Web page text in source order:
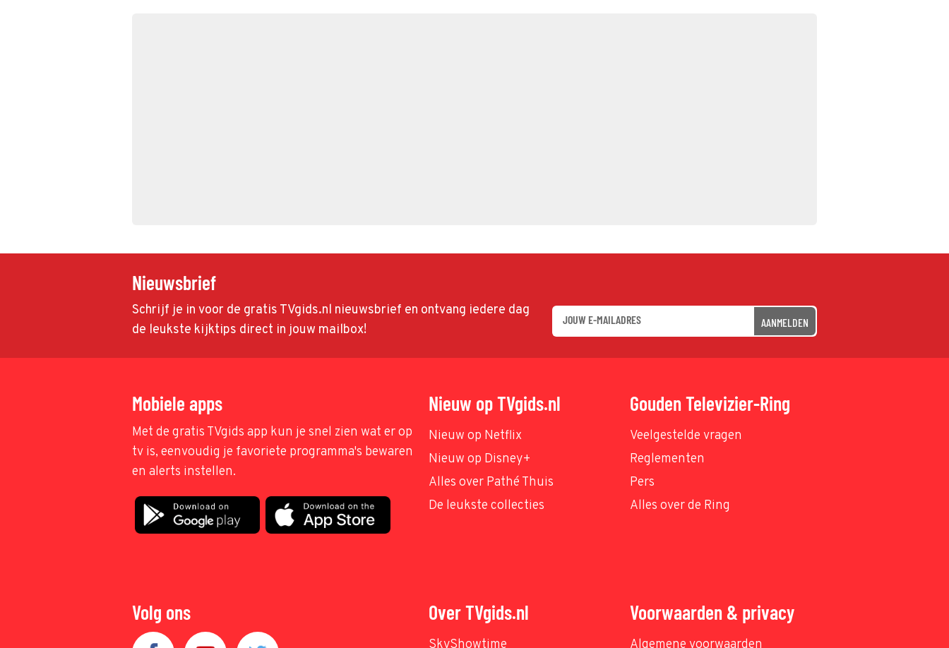
Nieuwsbrief
Schrijf je in voor de gratis TVgids.nl nieuwsbrief en ontvang iedere dag
de leukste kijktips direct in jouw mailbox!
AANMELDEN
Mobiele apps
Met de gratis TVgids app kun je snel zien wat er op
tv is, eenvoudig je favoriete programma's bewaren
en alerts instellen.
Nieuw op TVgids.nl
Nieuw op Netflix
Nieuw op Disney+
Alles over Pathé Thuis
De leukste collecties
Gouden Televizier-Ring
Veelgestelde vragen
Reglementen
Pers
Alles over de Ring
Volg ons Over TVgids.nl Voorwaarden & privacy